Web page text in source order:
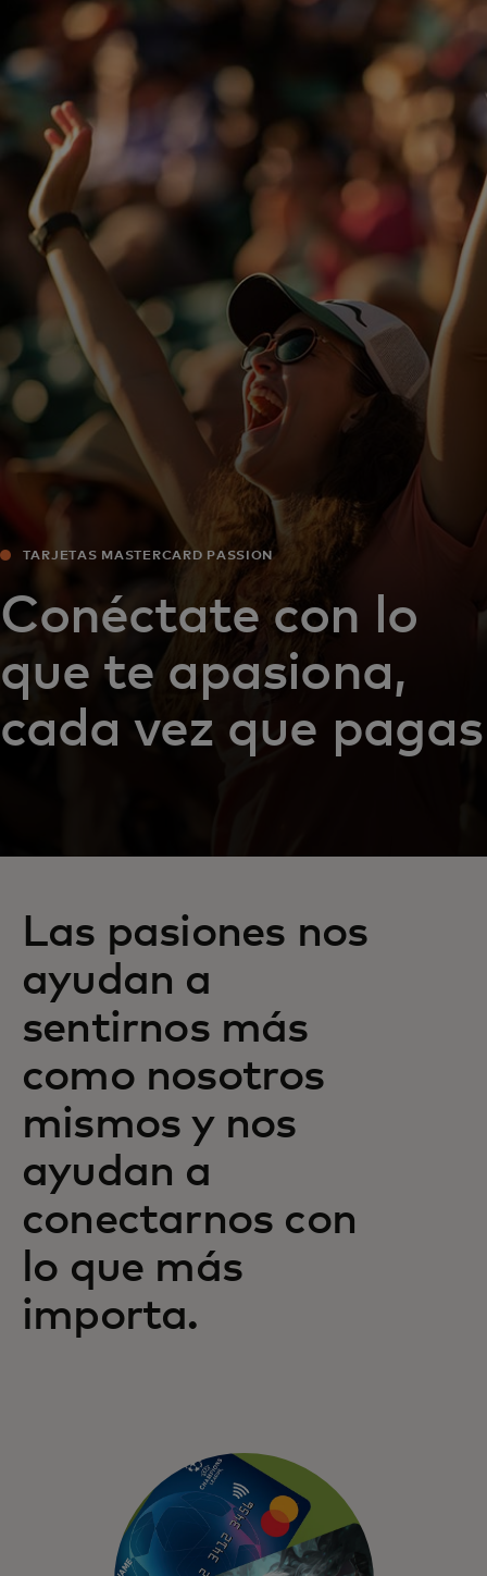
Para ti
Para empresas
Para el mundo
Para innovadores
Noticias y tendencias
TARJETAS MASTERCARD PASSION
Conéctate con lo
que te apasiona,
cada vez que pagas
Las pasiones nos
ayudan a
sentirnos más
como nosotros
mismos y nos
ayudan a
conectarnos con
lo que más
importa.